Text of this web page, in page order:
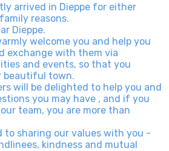
arrived in Dieppe for either
reasons.
Dieppe.
welcome you and help you
exchange with them via
and events, so that you
beautiful town.
will be delighted to help you and
you may have , and if you
team, you are more than
to sharing our values with you -
kindness and mutual